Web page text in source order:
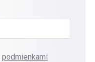
podmienkami